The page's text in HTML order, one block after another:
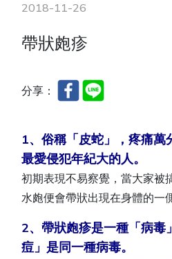
2018-11-26
帶狀皰疹
分享：
1、俗稱「皮蛇」，疼痛萬
最愛侵犯年紀大的人。
初期表現不易察覺，當大家被
水皰便會帶狀出現在身體的一
2、帶狀皰疹是一種「病毒
痘」是同一種病毒。